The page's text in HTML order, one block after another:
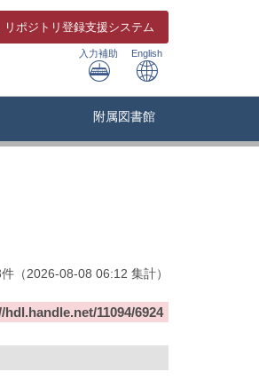
リポジトリ 登録支援システム
入力補助 English
附属図書館
件 （2026-08-08 06:12 集計）
11094/6924